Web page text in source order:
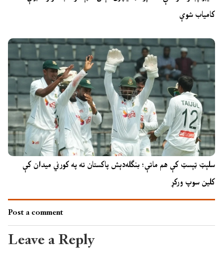
کامیاب شوې
سلېټ ټېسټ کې هم ماتې؛ بنګله‌دېش پاکستان ته په کورني میدان کې
کلین سوپ ورکړ
Post a comment
Leave a Reply